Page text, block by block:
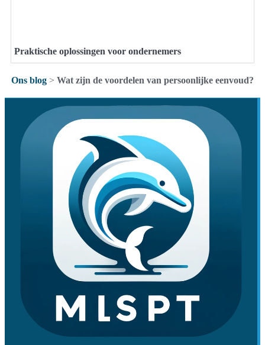
Praktische oplossingen voor ondernemers
Ons blog > Wat zijn de voordelen van persoonlijke eenvoud?